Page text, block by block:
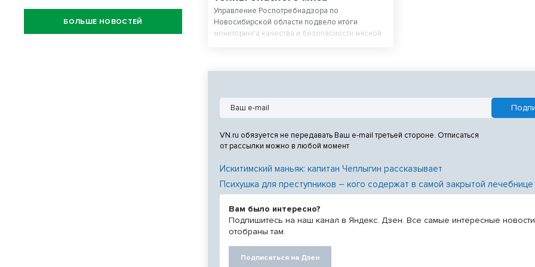
Управление Роспотребнадзора по
Новосибирской области подвело итоги
мониторинга качества и безопасности мясной
VN.ru обязуется не передавать Ваш e-mail третьей стороне. Отписаться
от рассылки можно в любой момент
Искитимский маньяк: капитан Чеплыгин рассказывает
Психушка для преступников – кого содержат в самой закрытой
Вам было интересно?
Подпишитесь на наш канал в Яндекс. Дзен. Все самые интересные новости
отобраны там.
Подписаться на Дзен
БОЛЬШЕ НОВОСТЕЙ